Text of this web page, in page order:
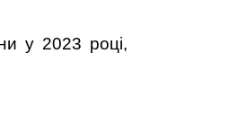
у 2023 році,